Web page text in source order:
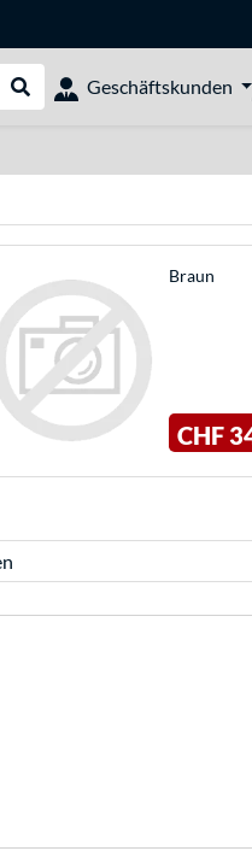
Suche durchführen
Geschäftskunden
Braun
CHF